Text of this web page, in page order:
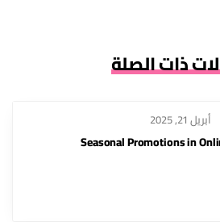
ذات الصلة
أبريل 21, 2025
Seasonal Promotions in